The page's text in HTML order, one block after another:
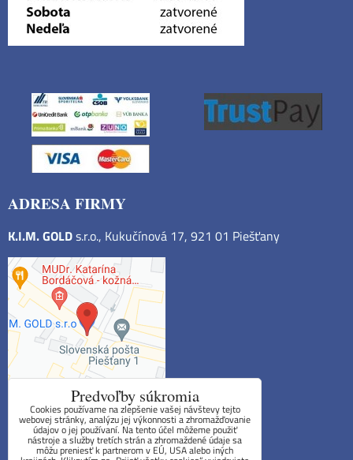
ADRESA FIRMY
K.I.M. GOLDs.r.o., Kukučínová 17, 921 01 Piešťany
Obchodné podmienky
Predvoľby súkromia
Cookies používame na zlepšenie vašej návštevy tejto
webovej stránky, analýzu jej výkonnosti a zhromažďovanie
údajov o jej používaní. Na tento účel môžeme použiť
nástroje a služby tretích strán a zhromaždené údaje sa
môžu preniesť k partnerom v EÚ, USA alebo iných